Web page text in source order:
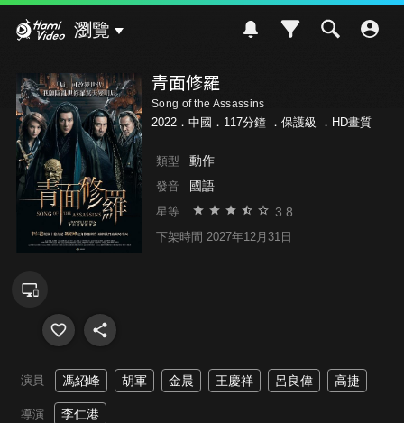
瀏覽
青面修羅
Song of the Assassins
2022．中國．117分鐘 ． 保護級 ．HD畫質
類型 動作
發音 國語
星等 3.8
下架時間 2027年12月31日
演員 馮紹峰 胡軍 金晨 王慶祥 呂良偉 高捷
導演 李仁港